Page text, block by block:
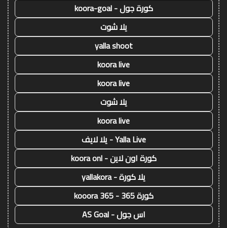
كورة جول - koora-goal
يلا شوت
yalla shoot
koora live
koora live
يلا شوت
koora live
Yalla Live - يلا لايف
كورة اون لاين - koora onl
يلا كورة - yallakora
كورة 365 - kooora 365
اس جول - AS Goal